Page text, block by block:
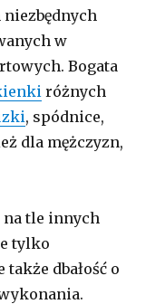
w
Bogata
różnych
, spódnice,
dla mężczyzn,
na tle innych
tylko
dbałość o